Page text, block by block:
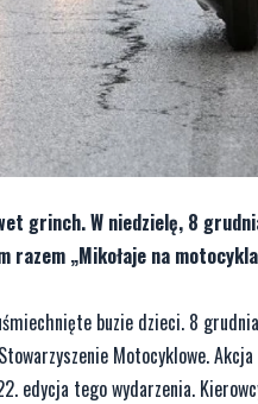
grinch. W niedzielę, 8
razem „Mikołaje na
buzie dzieci. 8
Motocyklowe.
edycja tego wydarzenia.